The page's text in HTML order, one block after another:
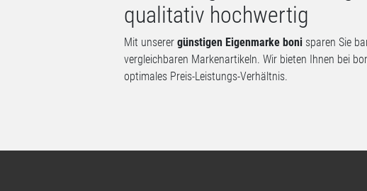
qualitativ hochwertig
Mit unserer günstigen Eigenmarke boni sparen Sie
vergleichbaren Markenartikeln. Wir bieten Ihnen bei
optimales Preis-Leistungs-Verhältnis.